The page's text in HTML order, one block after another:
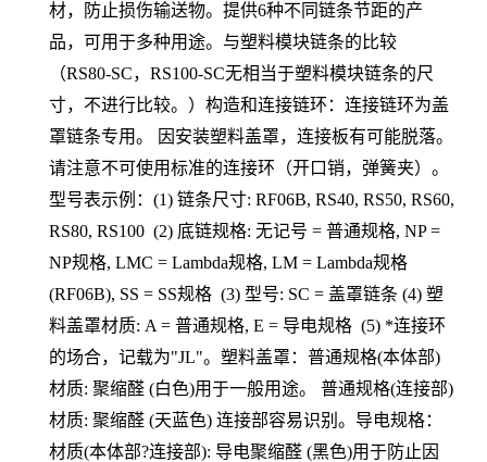
材，防止损伤输送物。提供6种不同链条节距的产
品，可用于多种用途。与塑料模块链条的比较
（RS80-SC，RS100-SC无相当于塑料模块链条的尺
寸，不进行比较。）构造和连接链环：连接链环为盖
罩链条专用。 因安装塑料盖罩，连接板有可能脱落。
请注意不可使用标准的连接环（开口销，弹簧夹）。
型号表示例：(1) 链条尺寸: RF06B, RS40, RS50, RS60,
RS80, RS100 (2) 底链规格: 无记号 = 普通规格, NP =
NP规格, LMC = Lambda规格, LM = Lambda规格
(RF06B), SS = SS规格 (3) 型号: SC = 盖罩链条 (4) 塑
料盖罩材质: A = 普通规格, E = 导电规格 (5) *连接环
的场合，记载为"JL"。塑料盖罩：普通规格(本体部)
材质: 聚缩醛 (白色)用于一般用途。 普通规格(连接部)
材质: 聚缩醛 (天蓝色) 连接部容易识别。导电规格：
材质(本体部?连接部): 导电聚缩醛 (黑色)用于防止因